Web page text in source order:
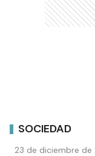
SOCIEDAD
23 de diciembre de